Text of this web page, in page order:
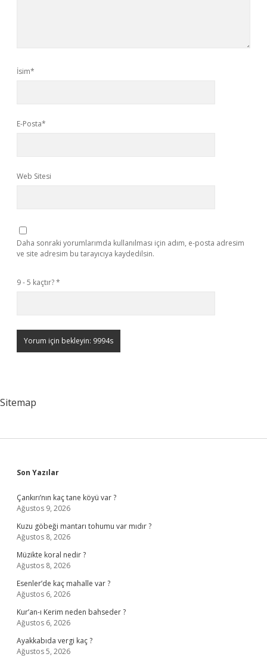
İsim*
E-Posta*
Web Sitesi
Daha sonraki yorumlarımda kullanılması için adım, e-posta adresim
ve site adresim bu tarayıcıya kaydedilsin.
9 - 5 kaçtır?*
Sitemap
Sidebar
Son Yazılar
Çankırı’nın kaç tane köyü var ?
Ağustos 9, 2026
Kuzu göbeği mantarı tohumu var mıdır ?
Ağustos 8, 2026
Müzikte koral nedir ?
Ağustos 8, 2026
Esenler’de kaç mahalle var ?
Ağustos 6, 2026
Kur’an-ı Kerim neden bahseder ?
Ağustos 6, 2026
Ayakkabıda vergi kaç ?
Ağustos 5, 2026